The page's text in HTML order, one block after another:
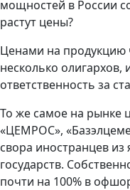
мощностей в России
растут цены?
Ценами на продукцию
несколько олигархов,
ответственность за
То же самое на рынке
«ЦЕМРОС»,
свора иностранцев
государств.
почти на 100% в